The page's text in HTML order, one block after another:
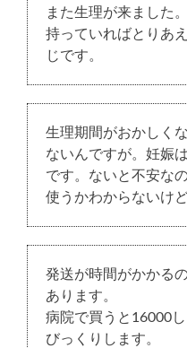
また生理が来ました
持っていればとりあ
じです。
生理期間がおかしく
ないんですが。妊娠
です。ないと不安な
使うかわからないけ
発送が時間がかかる
あります。
病院で買うと16000
びっくりします。